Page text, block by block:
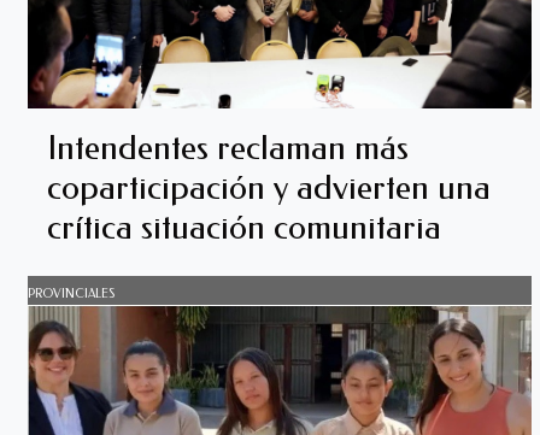
Intendentes reclaman más
coparticipación y advierten una
crítica situación comunitaria
PROVINCIALES